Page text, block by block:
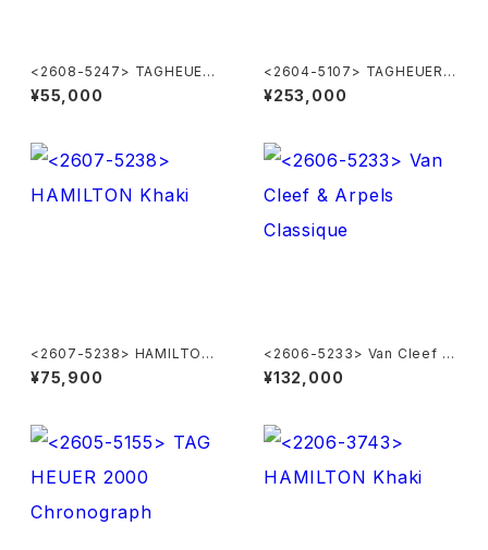
<2608-5247> TAGHEUER
FORMULA1
¥55,000
<2604-5107> TAGHEUER S
uper 2000 Chronograph
¥253,000
<2607-5238> HAMILTON
Khaki
¥75,900
<2606-5233> Van Cleef &
Arpels Classique
¥132,000